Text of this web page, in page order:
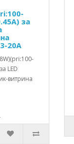
за
20A
LED
витрина